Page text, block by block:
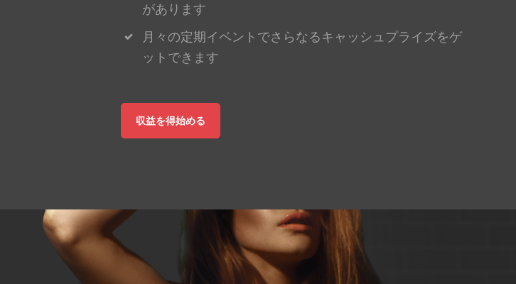
があります
月々の定期イベントでさらなるキャッシュプライズをゲ
ットできます
収益を得始める